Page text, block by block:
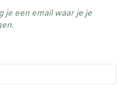
je een email waar je je